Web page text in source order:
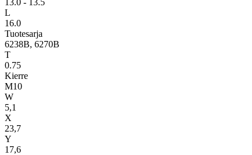
L
16.0
Tuotesarja
6238B, 6270B
T
0.75
Kierre
M10
W
5,1
X
23,7
Y
17,6